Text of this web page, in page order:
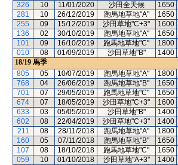
326
10 11/01/2020 沙田全天候 1650
281
10 26/12/2019 跑馬地草地"A" 1650
255
09 15/12/2019 沙田草地"C+3" 1600
136
02 30/10/2019 跑馬地草地"A" 1650
101
09 16/10/2019 跑馬地草地"C" 1800
010
08 01/09/2019 沙田草地"B" 1400
18/19 馬季
805
05 10/07/2019 跑馬地草地"A" 1800
768
04 26/06/2019 跑馬地草地"B" 1650
701
07 29/05/2019 跑馬地草地"C" 1650
674
07 18/05/2019 沙田草地"C+3" 1600
633
03 05/05/2019 沙田草地"B" 1400
602
08 22/04/2019 沙田草地"C+3" 1400
211
08 28/11/2018 跑馬地草地"A" 1800
160
05 07/11/2018 跑馬地草地"B" 1650
107
08 18/10/2018 跑馬地草地"C" 1650
059
10 01/10/2018 沙田草地"A+3" 1400